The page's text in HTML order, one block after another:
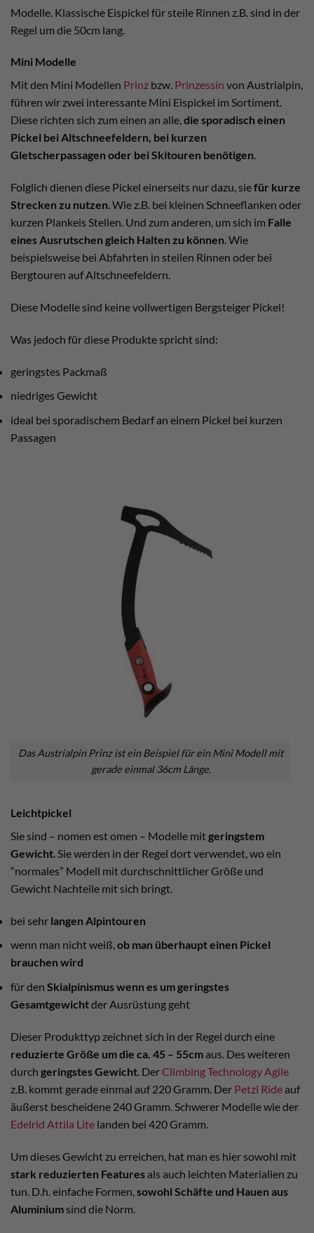
Modelle. Klassische Eispickel für steile Rinnen z.B. sind in der
Regel um die 50cm lang.
Mini Modelle
Mit den Mini Modellen Prinz bzw. Prinzessin von Austrialpin,
führen wir zwei interessante Mini Eispickel im Sortiment.
Diese richten sich zum einen an alle,die sporadisch einen
Pickel bei Altschneefeldern, bei kurzen
Gletscherpassagen oder bei Skitouren benötigen.
Folglich dienen diese Pickel einerseits nur dazu, siefür kurze
Strecken zu nutzen. Wie z.B. bei kleinen Schneeflanken oder
kurzen Plankeis Stellen. Und zum anderen, um sich im Falle
eines Ausrutschen gleich Halten zu können. Wie
beispielsweise bei Abfahrten in steilen Rinnen oder bei
Bergtouren auf Altschneefeldern.
Diese Modelle sind keine vollwertigen Bergsteiger Pickel!
Was jedoch für diese Produkte spricht sind:
geringstes Packmaß
niedriges Gewicht
ideal bei sporadischem Bedarf an einem Pickel bei kurzen
Passagen
Das Austrialpin Prinz ist ein Beispiel für ein Mini Modell mit
gerade einmal 36cm Länge.
Leichtpickel
Sie sind – nomen est omen – Modelle mitgeringstem
Gewicht. Sie werden in der Regel dort verwendet, wo ein
“normales” Modell mit durchschnittlicher Größe und
Gewicht Nachteile mit sich bringt.
bei sehr langen Alpintouren
wenn man nicht weiß,ob man überhaupt einen Pickel
brauchen wird
für den Skialpinismus wenn es um geringstes
Gesamtgewichtder Ausrüstung geht
Dieser Produkttyp zeichnet sich in der Regel durch eine
reduzierte Größe um die ca. 45 – 55cm aus. Des weiteren
durch geringstes Gewicht. DerClimbing Technology Agile
z.B. kommt gerade einmal auf 220 Gramm. Der Petzl Ride auf
äußerst bescheidene 240 Gramm. Schwerer Modelle wie der
Edelrid Attila Lite landen bei 420 Gramm.
Um dieses Gewicht zu erreichen, hat man es hier sowohl mit
stark reduzierten Features als auch leichten Materialien zu
tun. D.h. einfache Formen, sowohl Schäfte und Hauen aus
Aluminium sind die Norm.